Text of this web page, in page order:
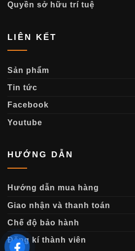
Quyền sở hữu trí tuệ
LIÊN KẾT
Sản phẩm
Tin tức
Facebook
Youtube
HƯỚNG DẪN
Hướng dẫn mua hàng
Giao nhận và thanh toán
Chế độ bảo hành
Đăng kí thành viên